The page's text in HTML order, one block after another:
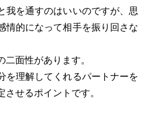
我を通すのはいいのですが、思
情的になって相手を振り回さな
面性があります。
を理解してくれるパートナーを
せるポイントです。